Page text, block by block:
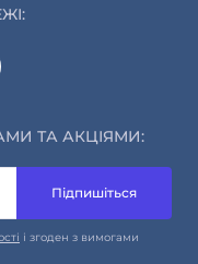
ТА АКЦІЯМИ:
Підпишіться
і згоден з вимогами